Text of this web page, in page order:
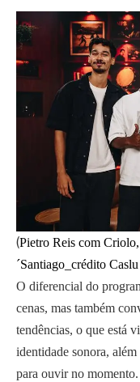
(Pietro Reis com
´Santiago_crédito
O diferencial do
cenas, mas também
tendências, o que está
identidade sonora,
para ouvir no momento.